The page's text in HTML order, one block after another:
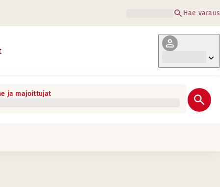
Hae varaus
ja majoittujat